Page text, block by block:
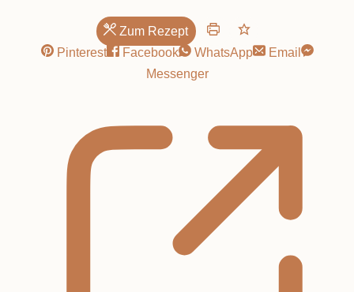
Zum Rezept
Pinterest
Facebook WhatsApp
Email
Messenger